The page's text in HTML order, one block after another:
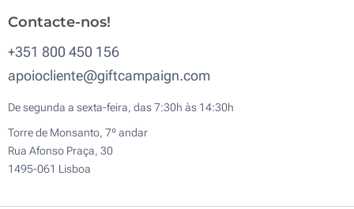
Contacte-nos!
+351 800 450 156
apoiocliente@giftcampaign.com
De segunda a sexta-feira, das 7:30h às 14:30h
Torre de Monsanto, 7º andar
Rua Afonso Praça, 30
1495-061 Lisboa